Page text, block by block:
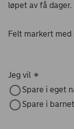
løpet av få dager.
Felt markert
Jeg vil *
Spare i eget
Spare i